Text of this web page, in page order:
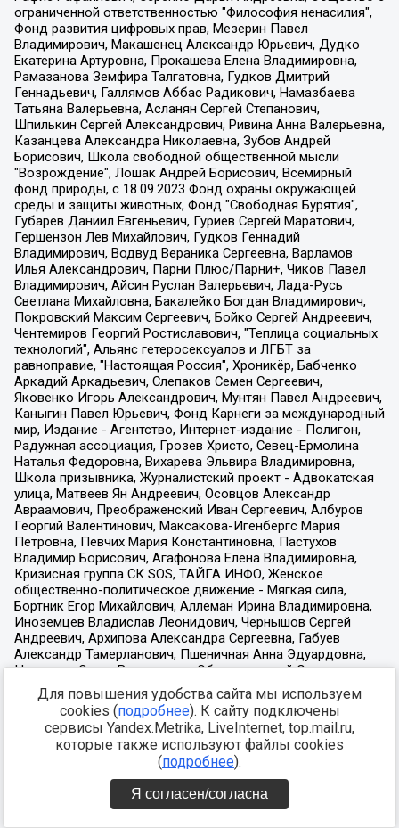
Для повышения удобства сайта мы используем
cookies (подробнее). К сайту подключены
сервисы Yandex.Metrika, LiveInternet, top.mail.ru,
которые также используют файлы cookies
(подробнее).
Я согласен/согласна